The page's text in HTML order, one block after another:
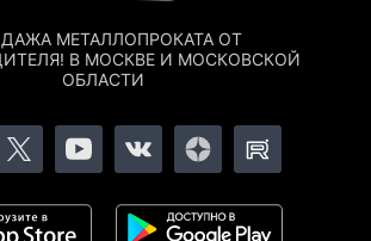
МЕТАЛЛОПРОКАТА ОТ
В МОСКВЕ И МОСКОВСКОЙ
ОБЛАСТИ